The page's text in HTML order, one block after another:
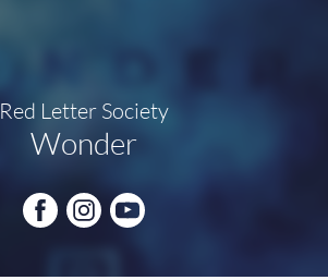
Red Letter Society
Wonder